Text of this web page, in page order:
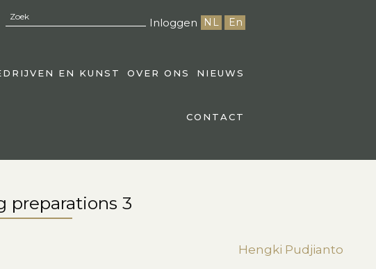
Inloggen NL En
EN KUNST OVER ONS NIEUWS
CONTACT
preparations 3
Hengki Pudjianto